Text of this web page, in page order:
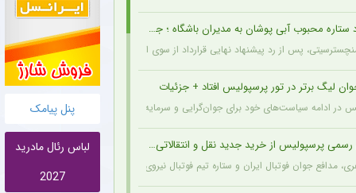
پنل پیامک
لباس رئال مادرید
2027
محبوب آبی پوشان به مدیران باشگاه ؛ جدایی قطعی است !
پس از رد پیشنهاد نهایی قرارداد از سوی این غول لیگ برتری، یک گام دیگر
لیگ برتر در تور پرسپولیس افتاد + جزئیات
ادامه سیاست‌های خود برای جوان‌گرایی و سرمایه‌گذاری روی استعدادهای آینده فوتبال ایران، کوروش اژدهاکش،
پرسپولیس از خرید جدید نقل و انتقالاتی + جزئیات
مدافع جوان فوتبال ایران و ستاره تیم فوتبال نیروی زمینی، با قراردادی پنج‌ساله به